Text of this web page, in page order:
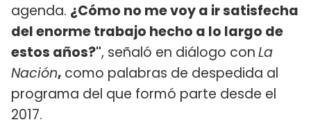
agenda. ¿Cómo no me voy a ir satisfecha
del enorme trabajo hecho a lo largo de
estos años?", señaló en diálogo conLa
Nación, como palabras de despedida al
programa del que formó parte desde el
2017.